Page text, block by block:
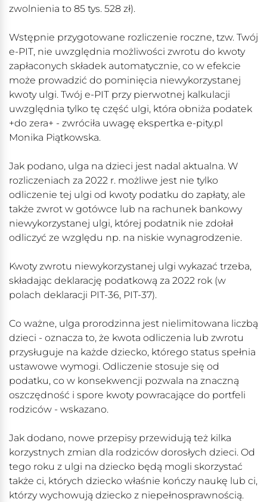
zwolnienia to 85 tys. 528 zł).
Wstępnie przygotowane rozliczenie roczne, tzw. Twój
e-PIT, nie uwzględnia możliwości zwrotu do kwoty
zapłaconych składek automatycznie, co w efekcie
może prowadzić do pominięcia niewykorzystanej
kwoty ulgi. Twój e-PIT przy pierwotnej kalkulacji
uwzględnia tylko tę część ulgi, która obniża podatek
+do zera+ - zwróciła uwagę ekspertka e-pity.pl
Monika Piątkowska.
Jak podano, ulga na dzieci jest nadal aktualna. W
rozliczeniach za 2022 r. możliwe jest nie tylko
odliczenie tej ulgi od kwoty podatku do zapłaty, ale
także zwrot w gotówce lub na rachunek bankowy
niewykorzystanej ulgi, której podatnik nie zdołał
odliczyć ze względu np. na niskie wynagrodzenie.
Kwoty zwrotu niewykorzystanej ulgi wykazać trzeba,
składając deklarację podatkową za 2022 rok (w
polach deklaracji PIT-36, PIT-37).
Co ważne, ulga prorodzinna jest nielimitowana liczbą
dzieci - oznacza to, że kwota odliczenia lub zwrotu
przysługuje na każde dziecko, którego status spełnia
ustawowe wymogi. Odliczenie stosuje się od
podatku, co w konsekwencji pozwala na znaczną
oszczędność i spore kwoty powracające do portfeli
rodziców - wskazano.
Jak dodano, nowe przepisy przewidują też kilka
korzystnych zmian dla rodziców dorosłych dzieci. Od
tego roku z ulgi na dziecko będą mogli skorzystać
także ci, których dziecko właśnie kończy naukę lub ci,
którzy wychowują dziecko z niepełnosprawnością.